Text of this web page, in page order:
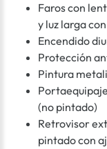
Faros con
y luz larga
Encendido
Protección
Pintura
(no pintado)
Retrovisor
pintado con